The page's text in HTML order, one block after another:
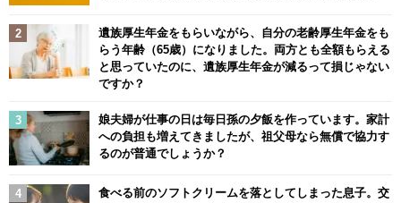
遺族厚生年金をもらいながら、自分の老齢厚生年金をも
らう年齢（65歳）になりました。両方とも全額もらえる
と思っていたのに、遺族厚生年金が減るって損じゃない
ですか？
娘夫婦が仕事の日は毎日孫の夕飯を作っています。家計
への負担も増えてきましたが、祖父母なら無償で協力す
るのが普通でしょうか？
食べる前のソフトクリームを落としてしまった息子。交